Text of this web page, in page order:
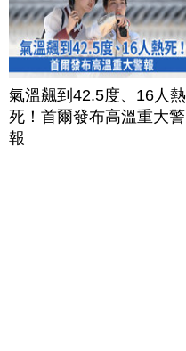
氣溫飆到42.5度、16人熱
死！首爾發布高溫重大警
報